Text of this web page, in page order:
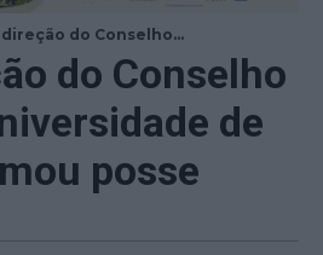
direção do Conselho...
do Conselho
de
posse